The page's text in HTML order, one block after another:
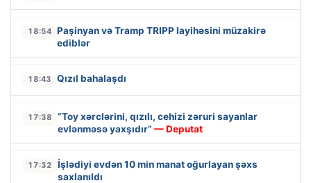
18:54 Paşinyan və Tramp TRIPP layihəsini müzakirə
ediblər
18:43 Qızıl bahalaşdı
17:38
“Toy xərclərini, qızılı, cehizi zəruri sayanlar
evlənməsə yaxşıdır” — Deputat
17:32
İşlədiyi evdən 10 min manat oğurlayan şəxs
saxlanıldı